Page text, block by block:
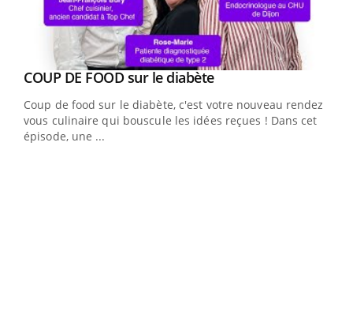
Youtube
COUP DE FOOD sur le diabèteYoutube
Coup de food sur le diabète, c'est votre nouveau rendez-
vous culinaire qui bouscule les idées reçues ! Dans cet
épisode, une ...